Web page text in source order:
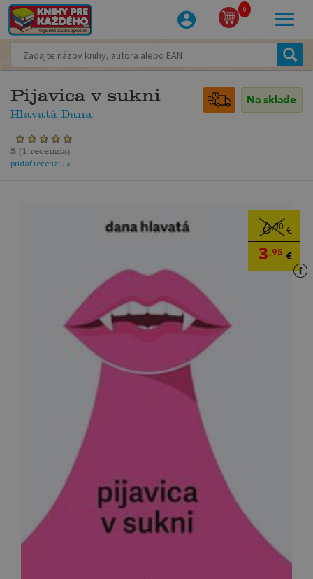
0
Pijavica v sukni
Hlavatá Dana
Na sklade
5 ( 1 recenzia)
pridať recenziu »
6,00 €
3,95 €